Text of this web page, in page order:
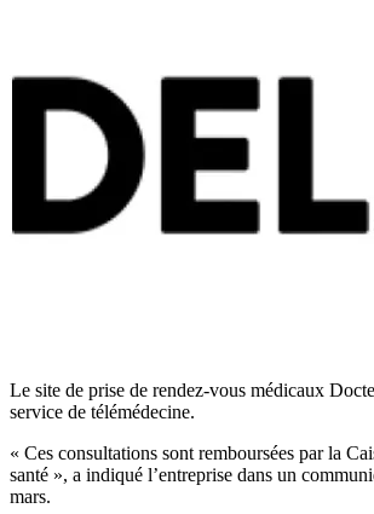
Le site de prise de rendez-vous médicaux
service de télémédecine.
« Ces consultations sont remboursées par la
santé », a indiqué l’entreprise dans un
mars.